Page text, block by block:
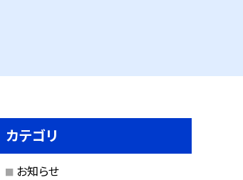
カテゴリ
お知らせ